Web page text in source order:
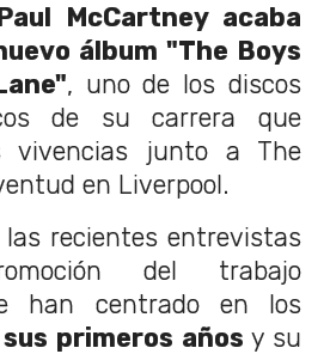
McCartney acaba
álbum "The Boys
, uno de los discos
de su carrera que
vivencias junto a The
en Liverpool.
las recientes entrevistas
del trabajo
han centrado en los
primeros años y su